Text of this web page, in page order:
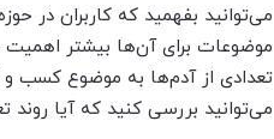
می‌توانید بفهمید که کاربران در
موضوعات برای آن‌ها بیشتر
تعدادی از آدم‌ها به موضوع کسب
می‌توانید بررسی کنید که آیا